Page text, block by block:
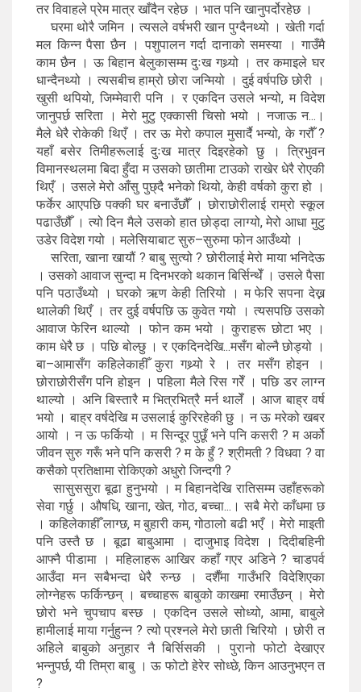
तर विवाहले प्रेम मात्र खाँदैन रहेछ । भात पनि खानुपर्दोरहेछ ।
घरमा थोरै जमिन । त्यसले वर्षभरी खान पुग्दैनथ्यो । खेती गर्दा
मल किन्न पैसा छैन । पशुपालन गर्दा दानाको समस्या । गाउँमै
काम छैन । ऊ बिहान बेलुकासम्म दुःख गथ्र्यो । तर कमाइले घर
धान्दैनथ्यो । त्यसबीच हाम्रो छोरा जन्मियो । दुई वर्षपछि छोरी ।
खुसी थपियो, जिम्मेवारी पनि । र एकदिन उसले भन्यो, म विदेश
जानुपर्छ सरिता । मेरो मुटु एक्कासी चिसो भयो । नजाऊ न...।
मैले धेरै रोकेकी थिएँ । तर ऊ मेरो कपाल मुसार्दै भन्यो, के गरौँ ?
यहाँ बसेर तिमीहरूलाई दुःख मात्र दिइरहेको छु । त्रिभुवन
विमानस्थलमा बिदा हुँदा म उसको छातीमा टाउको राखेर धेरै रोएकी
थिएँ । उसले मेरो आँसु पुछ्दै भनेको थियो, केही वर्षको कुरा हो ।
फर्केर आएपछि पक्की घर बनाउँछौँ । छोराछोरीलाई राम्रो स्कूल
पढाउँछौँ । त्यो दिन मैले उसको हात छोड्दा लाग्यो, मेरो आधा मुटु
उडेर विदेश गयो । मलेसियाबाट सुरु–सुरुमा फोन आउँथ्यो ।
सरिता, खाना खायौं ? बाबु सुत्यो ? छोरीलाई मेरो माया भनिदेऊ
। उसको आवाज सुन्दा म दिनभरको थकान बिर्सिन्थेँ । उसले पैसा
पनि पठाउँथ्यो । घरको ऋण केही तिरियो । म फेरि सपना देख्न
थालेकी थिएँ । तर दुई वर्षपछि ऊ कुवेत गयो । त्यसपछि उसको
आवाज फेरिन थाल्यो । फोन कम भयो । कुराहरू छोटा भए ।
काम धेरै छ । पछि बोल्छु । र एकदिनदेखि...मसँग बोल्नै छोड्यो ।
बा–आमासँग कहिलेकाहीँ कुरा गथ्र्यो रे । तर मसँग होइन ।
छोराछोरीसँग पनि होइन । पहिला मैले रिस गरेँ । पछि डर लाग्न
थाल्यो । अनि बिस्तारै म भित्रभित्रै मर्न थालेँ । आज बाह्र वर्ष
भयो । बाह्र वर्षदेखि म उसलाई कुरिरहेकी छु । न ऊ मरेको खबर
आयो । न ऊ फर्कियो । म सिन्दूर पुछूँ भने पनि कसरी ? म अर्को
जीवन सुरु गरूँ भने पनि कसरी ? म के हुँ ? श्रीमती ? विधवा ? वा
कसैको प्रतिक्षामा रोकिएको अधुरो जिन्दगी ?
सासुससुरा बूढा हुनुभयो । म बिहानदेखि रातिसम्म उहाँहरूको
सेवा गर्छु । औषधि, खाना, खेत, गोठ, बच्चा...। सबै मेरो काँधमा छ
। कहिलेकाहीँ लाग्छ, म बुहारी कम, गोठालो बढी भएँ । मेरो माइती
पनि उस्तै छ । बूढा बाबुआमा । दाजुभाइ विदेश । दिदीबहिनी
आफ्नै पीडामा । महिलाहरू आखिर कहाँ गएर अडिने ? चाडपर्व
आउँदा मन सबैभन्दा धेरै रुन्छ । दशैँमा गाउँभरि विदेशिएका
लोग्नेहरू फर्किन्छन् । बच्चाहरू बाबुको काखमा रमाउँछन् । मेरो
छोरो भने चुपचाप बस्छ । एकदिन उसले सोध्यो, आमा, बाबुले
हामीलाई माया गर्नुहुन्न ? त्यो प्रश्नले मेरो छाती चिरियो । छोरी त
अहिले बाबुको अनुहार नै बिर्सिसकी । पुरानो फोटो देखाएर
भन्नुपर्छ, यी तिम्रा बाबु । ऊ फोटो हेरेर सोध्छे, किन आउनुभएन त
?